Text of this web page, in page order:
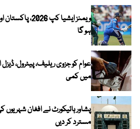
ویمنز ایشیا کپ
ہو گا
عوام کو جزوی ریلیف، پیٹرول،
میں کمی
پشاور ہائیکورٹ نے افغان
مسترد کر دیں